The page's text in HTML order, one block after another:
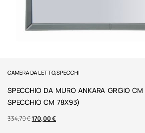
CAMERA DA LETTO,SPECCHI
SPECCHIO DA MURO ANKARA GRIGIO
SPECCHIO CM 78X93)
334,70€170,00€